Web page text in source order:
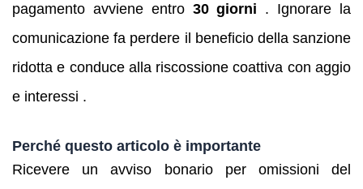
pagamento avviene entro 30 giorni . Ignorare la
comunicazione fa perdere il beneficio della sanzione
ridotta e conduce alla riscossione coattiva con aggio
e interessi .
Perché questo articolo è importante
Ricevere un avviso bonario per omissioni del